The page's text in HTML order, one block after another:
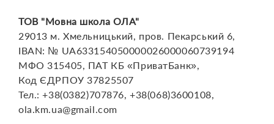
ТОВ "Мовна школа ОЛА"
29013 м. Хмельницький, пров. Пекарський 6,
IBAN: № UA633154050000026000060739194
МФО 315405, ПАТ КБ «ПриватБанк»,
Код ЄДРПОУ 37825507
Тел.: +38(0382)707876, +38(068)3600108,
ola.km.ua@gmail.com